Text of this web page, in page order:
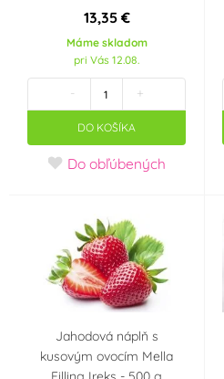
13,35 €
Máme skladom
pri Vás 12.08.
- +
DO KOŠÍKA
Do obľúbených
Jahodová náplň s
kusovým ovocím Mella